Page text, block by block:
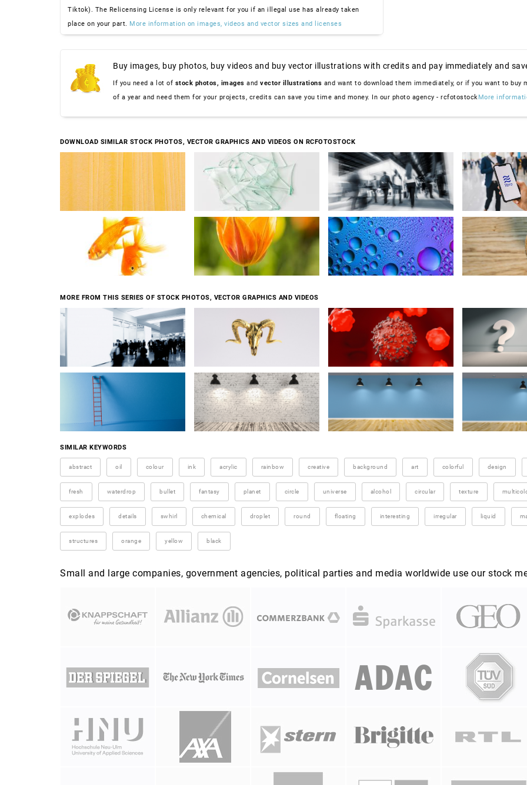
Tiktok). The Relicensing License is only relevant for you if an illegal use has already taken
place on your part. More information on images, videos and vector sizes and licenses
Buy images, buy photos, buy videos and buy vector illustrations with credits and pay immediately and
If you need a lot of stock photos, images and vector illustrations and want to download them immediately, or if you want to buy
of a year and need them for your projects, credits can save you time and money. In our photo agency - rcfotostockMore
DOWNLOAD SIMILAR STOCK PHOTOS, VECTOR GRAPHICS AND VIDEOS ON RCFOTOSTOCK
MORE FROM THIS SERIES OF STOCK PHOTOS, VECTOR GRAPHICS AND VIDEOS
SIMILAR KEYWORDS
abstract oil colour ink acrylic rainbow creative background art colorful design
fresh waterdrop bullet fantasy planet circle universe alcohol circular texture
explodes details swhirl chemical droplet round floating interesting irregular liquid
structures orange yellow black
Small and large companies, government agencies, political parties and media worldwide use our stock